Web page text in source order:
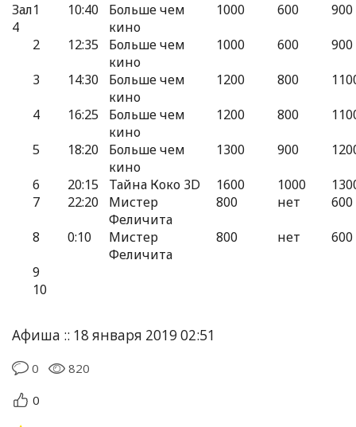
Зал
4
1 10:40
Больше чем
кино
1000 600
900
2
12:35
Больше чем
кино
1000 600
900
3
14:30
Больше чем
кино
1200 800
4
16:25
Больше чем
кино
1200 800
5
18:20
Больше чем
кино
1300 900
6
20:15 Тайна Коко 3D 1600 1000
7
22:20
Мистер
Феличита
800 нет
600
8
0:10
Мистер
Феличита
800 нет
600
9
10
Афиша :: 18 января 2019 02:51
0
820
0